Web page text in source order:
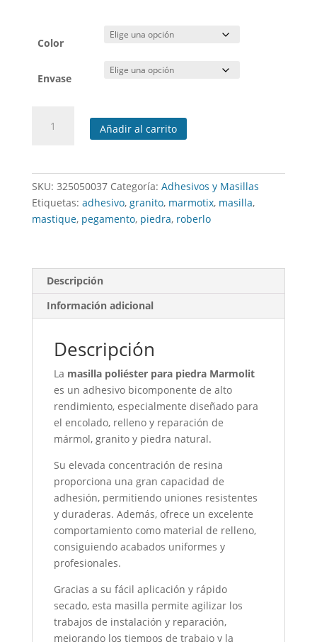
Color
Envase
poliéster
Añadir al carrito
SKU: 325050037 Categoría: Adhesivos y Masillas
Etiquetas: adhesivo, granito, marmotix, masilla,
mastique, pegamento, piedra, roberlo
Descripción
Información adicional
Descripción
La masilla poliéster para piedra Marmolit
es un adhesivo bicomponente de alto
rendimiento, especialmente diseñado para
el encolado, relleno y reparación de
mármol, granito y piedra natural.
Su elevada concentración de resina
proporciona una gran capacidad de
adhesión, permitiendo uniones resistentes
y duraderas. Además, ofrece un excelente
comportamiento como material de relleno,
consiguiendo acabados uniformes y
profesionales.
Gracias a su fácil aplicación y rápido
secado, esta masilla permite agilizar los
trabajos de instalación y reparación,
mejorando los tiempos de trabajo y la